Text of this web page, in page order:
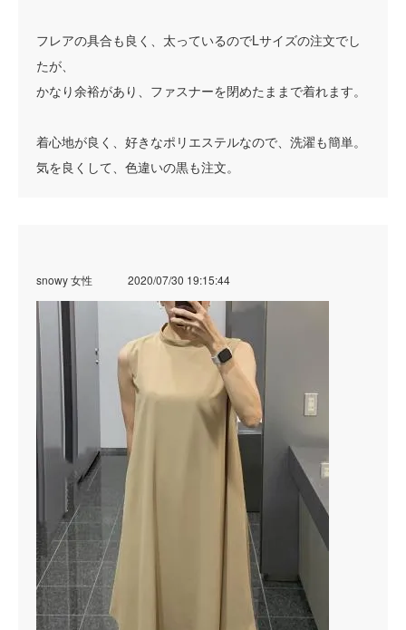
フレアの具合も良く、太っているのでLサイズの注文でし
たが、
かなり余裕があり、ファスナーを閉めたままで着れます。
着心地が良く、好きなポリエステルなので、洗濯も簡単。
気を良くして、色違いの黒も注文。
snowy 女性 2020/07/30 19:15:44